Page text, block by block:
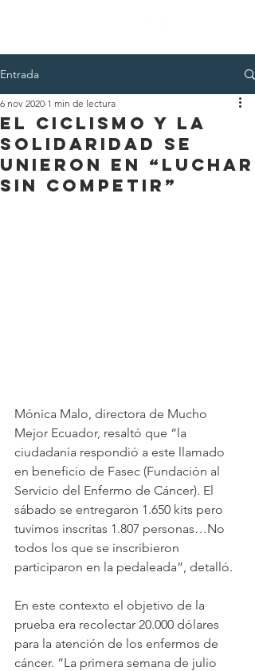
Entrada
El ciclismo y la
solidaridad se
unieron en “Luchar
sin competir”
6 nov 2020 1 min de lectura
Mónica Malo, directora de Mucho
Mejor Ecuador, resaltó que “la
ciudadanía respondió a este llamado
en beneficio de Fasec (Fundación al
Servicio del Enfermo de Cáncer). El
sábado se entregaron 1.650 kits pero
tuvimos inscritas 1.807 personas…No
todos los que se inscribieron
participaron en la pedaleada”, detalló.
En este contexto el objetivo de la
prueba era recolectar 20.000 dólares
para la atención de los enfermos de
cáncer. “La primera semana de julio